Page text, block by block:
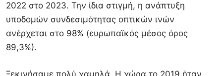
2022 στο 2023. Την ίδια στιγμή, η ανάπτυξη
υποδομών συνδεσιμότητας οπτικών ινών
ανέρχεται στο 98% (ευρωπαϊκός μέσος όρος
89,3%).